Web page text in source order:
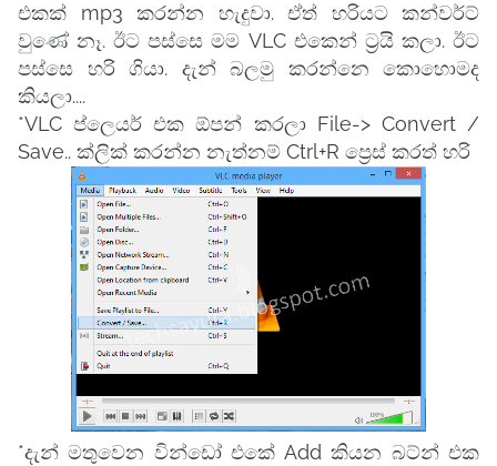
එකක් mp3 කරන්න හැදුවා. ඒත් හරියට කන්වර්ට්
වුණේ නෑ. ඊට පස්සෙ මම VLC එකෙන් ට්‍රයි කලා. ඊට
පස්සෙ හරි ගියා. දැන් බලමු කරන්නෙ කොහොමද
කියලා....
*VLC ප්ලෙයර් එක ඕපන් කරලා File-> Convert /
Save.. ක්ලික් කරන්න නැත්නම් Ctrl+R ප්‍රෙස් කරත් හරි
*දැන් මතුවෙන වින්ඩෝ එකේ Add කියන බට්න් එක